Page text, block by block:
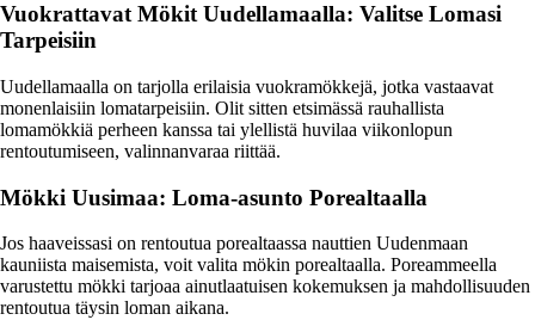
Vuokrattavat Mökit Uudellamaalla: Valitse Lomasi
Tarpeisiin
Uudellamaalla on tarjolla erilaisia vuokramökkejä, jotka vastaavat
monenlaisiin lomatarpeisiin. Olit sitten etsimässä rauhallista
lomamökkiä perheen kanssa tai ylellistä huvilaa viikonlopun
rentoutumiseen, valinnanvaraa riittää.
Mökki Uusimaa: Loma-asunto Porealtaalla
Jos haaveissasi on rentoutua porealtaassa nauttien Uudenmaan
kauniista maisemista, voit valita mökin porealtaalla. Poreammeella
varustettu mökki tarjoaa ainutlaatuisen kokemuksen ja mahdollisuuden
rentoutua täysin loman aikana.